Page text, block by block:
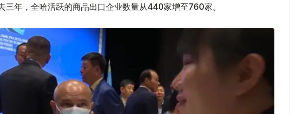
三年，全哈活跃的商品出口企业数量从440家增至760家。